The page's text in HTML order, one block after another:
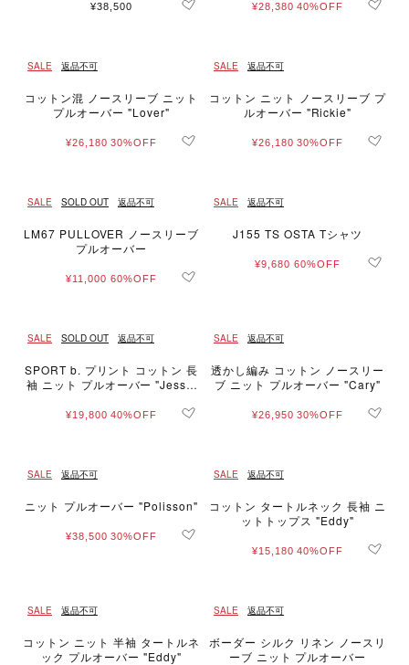
¥38,500 ¥28,380 40%OFF
SALE 返品不可
コットン混 ノースリーブ ニット
プルオーバー "Lover"
¥26,180 30%OFF
SALE 返品不可
コットン ニット ノースリーブ プ
ルオーバー "Rickie"
¥26,180 30%OFF
SALE SOLD OUT 返品不可
LM67 PULLOVER ノースリーブ
プルオーバー
¥11,000 60%OFF
SALE 返品不可
J155 TS OSTA Tシャツ
¥9,680 60%OFF
SALE SOLD OUT 返品不可
SPORT b. プリント コットン 長
袖 ニット プルオーバー "Jessic
¥19,800 40%OFF
SALE 返品不可
透かし編み コットン ノースリー
ブ ニット プルオーバー "Cary"
¥26,950 30%OFF
SALE 返品不可
ニット プルオーバー "Polisson"
¥38,500 30%OFF
SALE 返品不可
コットン タートルネック 長袖 ニ
ットトップス "Eddy"
¥15,180 40%OFF
SALE 返品不可
コットン ニット 半袖 タートルネ
ック プルオーバー "Eddy"
SALE 返品不可
ボーダー シルク リネン ノースリ
ーブ ニット プルオーバー